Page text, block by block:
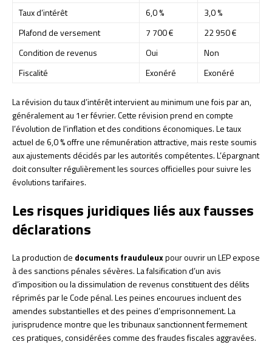
Taux d’intérêt
6,0 %
3,0 %
Plafond de versement
7 700 €
22 950 €
Condition de revenus
Oui
Non
Fiscalité
Exonéré Exonéré
La révision du taux d’intérêt intervient au minimum une fois par an,
généralement au 1er février. Cette révision prend en compte
l’évolution de l’inflation et des conditions économiques. Le taux
actuel de 6,0 % offre une rémunération attractive, mais reste soumis
aux ajustements décidés par les autorités compétentes. L’épargnant
doit consulter régulièrement les sources officielles pour suivre les
évolutions tarifaires.
Les risques juridiques liés aux fausses
déclarations
La production de documents frauduleuxpour ouvrir un LEP expose
à des sanctions pénales sévères. La falsification d’un avis
d’imposition ou la dissimulation de revenus constituent des délits
réprimés par le Code pénal. Les peines encourues incluent des
amendes substantielles et des peines d’emprisonnement. La
jurisprudence montre que les tribunaux sanctionnent fermement
ces pratiques, considérées comme des fraudes fiscales aggravées.